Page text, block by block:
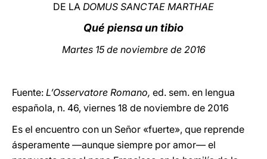
LATINE
DE LA DOMUS SANCTAE MARTHAE
Qué piensa un tibio
Martes 15 de noviembre de 2016
Fuente: L’Osservatore Romano, ed. sem. en lengua
española, n. 46, viernes 18 de noviembre de 2016
Es el encuentro con un Señor «fuerte», que reprende
ásperamente —aunque siempre por amor— el